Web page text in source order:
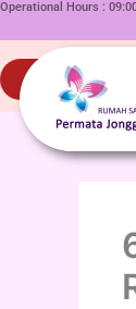
Operational Hours :
Paket PROMO